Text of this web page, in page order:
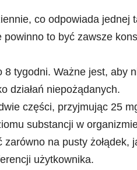
co odpowiada jednej
to być zawsze
tygodni. Ważne jest, aby
działań niepożądanych.
części, przyjmując 25
substancji w
na pusty żołądek,
użytkownika.